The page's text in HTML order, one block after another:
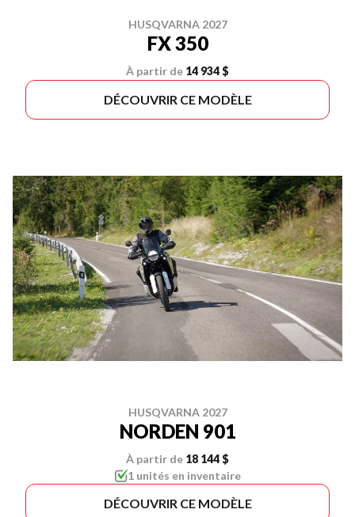
HUSQVARNA 2027
FX 350
À partir de 14 934 $
DÉCOUVRIR CE MODÈLE
HUSQVARNA 2027
NORDEN 901
À partir de 18 144 $
1 unités en inventaire
DÉCOUVRIR CE MODÈLE